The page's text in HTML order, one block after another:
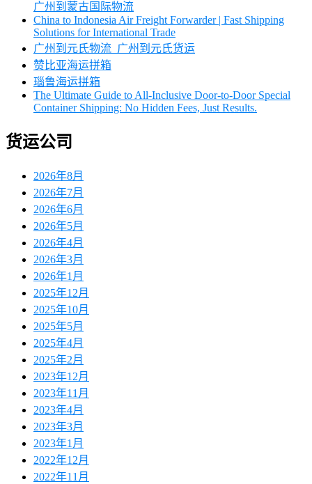
广州到蒙古国际物流
China to Indonesia Air Freight Forwarder | Fast Shipping
Solutions for International Trade
广州到元氏物流_广州到元氏货运
赞比亚海运拼箱
瑙鲁海运拼箱
The Ultimate Guide to All-Inclusive Door-to-Door Special
Container Shipping: No Hidden Fees, Just Results.
货运公司
2026年8月
2026年7月
2026年6月
2026年5月
2026年4月
2026年3月
2026年1月
2025年12月
2025年10月
2025年5月
2025年4月
2025年2月
2023年12月
2023年11月
2023年4月
2023年3月
2023年1月
2022年12月
2022年11月